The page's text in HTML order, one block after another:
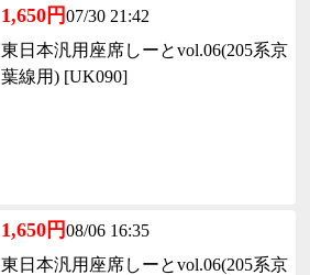
1,650円07/30 21:42
東日本汎用座席しーとvol.06(205系京
葉線用) [UK090]
1,650円08/06 16:35
東日本汎用座席しーとvol.06(205系京